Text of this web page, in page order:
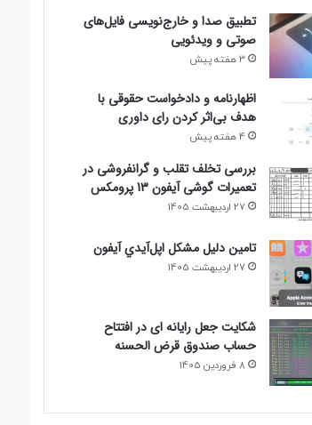
تطبیق صدا و خارج‌نویسی فایل‌های
صوتی و ویدئویی
3 هفته پیش
اظهارنامه و دادخواست حقوقی با
هدف بی‌اثر کردن رای داوری
4 هفته پیش
بررسی تخلف تقلب و گرانفروشی در
تعمیرات گوشی آیفون 13 پرومکس
27 اردیبهشت 1405
تامين دليل مشکل اپل‌آيدي آيفون
27 اردیبهشت 1405
شکایت جعل رایانه ای در افتتاح
حساب صندوق قرض الحسنه
8 فروردین 1405